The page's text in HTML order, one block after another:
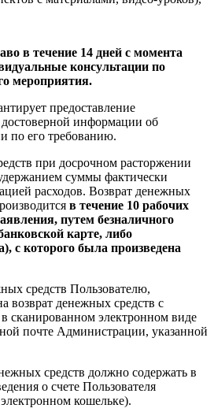
в течение 14 дней с момента
консультации по
мероприятия.
предоставление
информации об
по его требованию.
при досрочном расторжении
суммы фактически
расходов. Возврат денежных
в течение 10 рабочих
путем безналичного
карте, либо
с которого была произведена
средств Пользователю,
возврат денежных средств с
сканированном электронном виде
почте Администрации, указанной
средств должно содержать в
о счете Пользователя
кошельке).